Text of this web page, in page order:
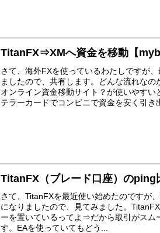
TitanFX⇒XMへ資金を移動【
さて、海外FXを使っているわたしですが
ましたので、共有します。どんな流れなの
オンライン資金移動サイト？が使いやすい
テラーカードでコンビニで資金を安く引き
TitanFX（ブレード口座）のping
さて、TitanFXを最近使い始めたのですが
になりましたので、見てみました。
ーを置いているってよ⇒だから取引がスム
す。EAを使っていてもどう...